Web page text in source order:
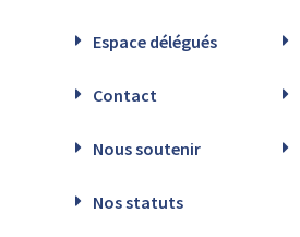
Espace délégués
Contact
Nous soutenir
Nos statuts